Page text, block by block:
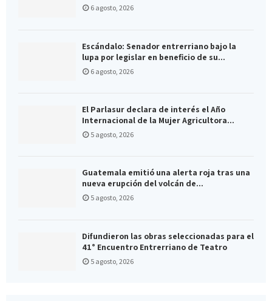
6 agosto, 2026
Escándalo: Senador entrerriano bajo la
lupa por legislar en beneficio de su...
6 agosto, 2026
El Parlasur declara de interés el Año
Internacional de la Mujer Agricultora...
5 agosto, 2026
Guatemala emitió una alerta roja tras una
nueva erupción del volcán de...
5 agosto, 2026
Difundieron las obras seleccionadas para el
41° Encuentro Entrerriano de Teatro
5 agosto, 2026